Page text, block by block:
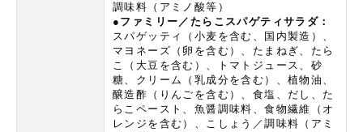
調味料（アミノ酸等）
●ファミリー／たらこスパゲティサラダ：
スパゲッティ（小麦を含む、国内製造）、
マヨネーズ（卵を含む）、たまねぎ、たら
こ（大豆を含む）、トマトジュース、砂
糖、クリーム（乳成分を含む）、植物油、
醸造酢（りんごを含む）、食塩、だし、た
らこペースト、魚醤調味料、食物繊維（オ
レンジを含む）、こしょう／調味料（アミ